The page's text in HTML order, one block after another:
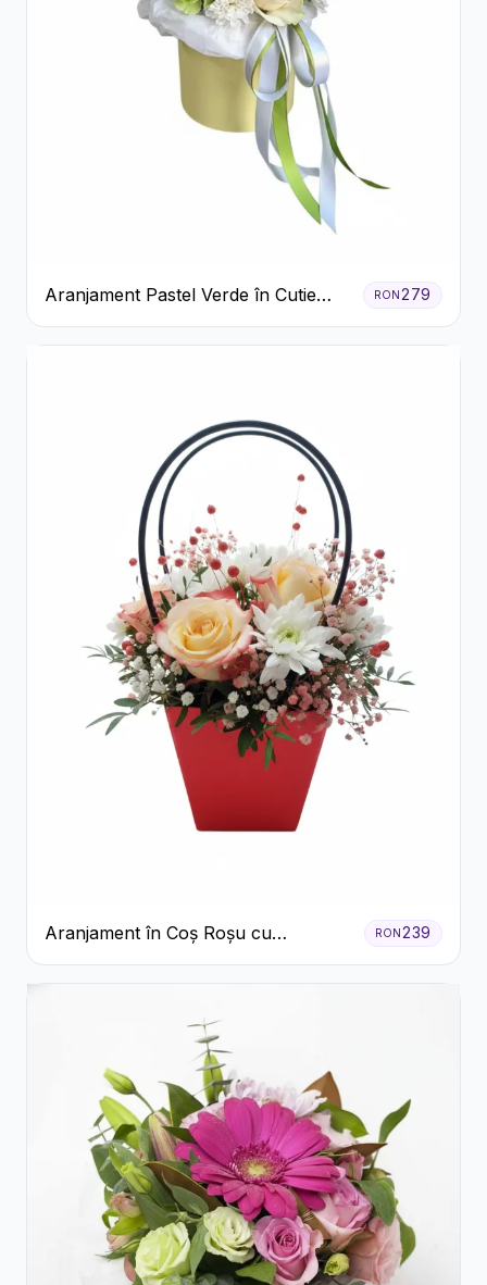
Aranjament Pastel Verde în Cutie
Galben Pal
RON279
Aranjament în Coș Roșu cu
Trandafiri și Crizanteme Albe
RON239